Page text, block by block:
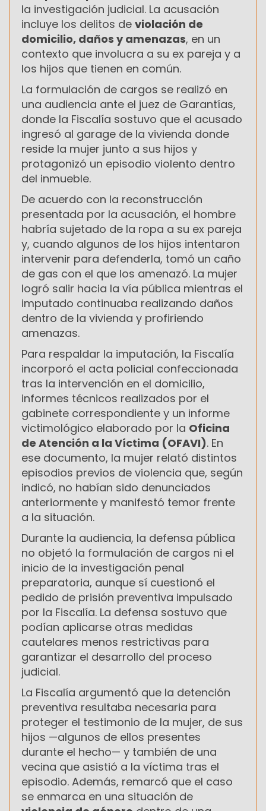
la investigación judicial. La acusación
incluye los delitos de violación de
domicilio, daños y amenazas, en un
contexto que involucra a su ex pareja y a
los hijos que tienen en común.
La formulación de cargos se realizó en
una audiencia ante el juez de Garantías,
donde la Fiscalía sostuvo que el acusado
ingresó al garage de la vivienda donde
reside la mujer junto a sus hijos y
protagonizó un episodio violento dentro
del inmueble.
De acuerdo con la reconstrucción
presentada por la acusación, el hombre
habría sujetado de la ropa a su ex pareja
y, cuando algunos de los hijos intentaron
intervenir para defenderla, tomó un caño
de gas con el que los amenazó. La mujer
logró salir hacia la vía pública mientras el
imputado continuaba realizando daños
dentro de la vivienda y profiriendo
amenazas.
Para respaldar la imputación, la Fiscalía
incorporó el acta policial confeccionada
tras la intervención en el domicilio,
informes técnicos realizados por el
gabinete correspondiente y un informe
victimológico elaborado por la Oficina
de Atención a la Víctima (OFAVI). En
ese documento, la mujer relató distintos
episodios previos de violencia que, según
indicó, no habían sido denunciados
anteriormente y manifestó temor frente
a la situación.
Durante la audiencia, la defensa pública
no objetó la formulación de cargos ni el
inicio de la investigación penal
preparatoria, aunque sí cuestionó el
pedido de prisión preventiva impulsado
por la Fiscalía. La defensa sostuvo que
podían aplicarse otras medidas
cautelares menos restrictivas para
garantizar el desarrollo del proceso
judicial.
La Fiscalía argumentó que la detención
preventiva resultaba necesaria para
proteger el testimonio de la mujer, de sus
hijos —algunos de ellos presentes
durante el hecho— y también de una
vecina que asistió a la víctima tras el
episodio. Además, remarcó que el caso
se enmarca en una situación de